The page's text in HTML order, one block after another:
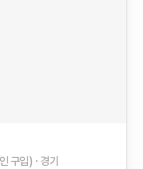
구입) 경기